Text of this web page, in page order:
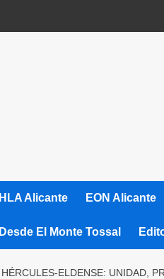
HLA Alicante EON Alicante
Desde El Monte Tossal
HÉRCULES-ELDENSE: UNIDAD,